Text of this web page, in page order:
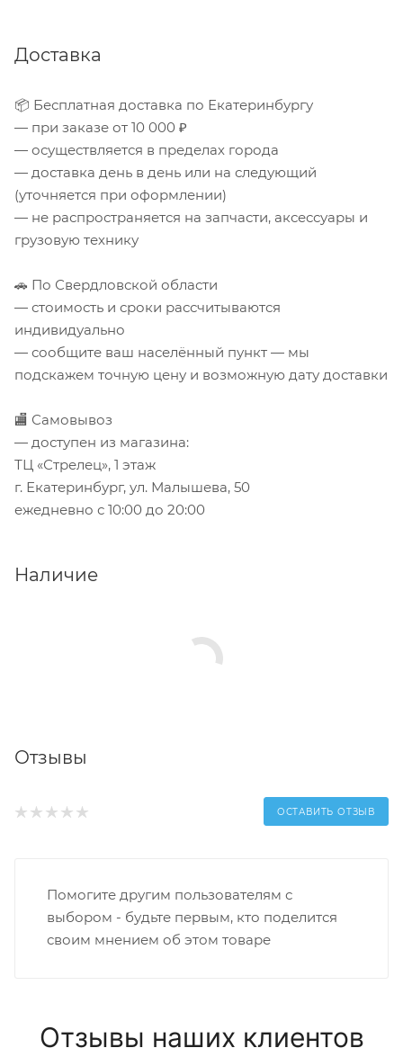
Доставка
📦 Бесплатная доставка по Екатеринбургу
— при заказе от 10 000 ₽
— осуществляется в пределах города
— доставка день в день или на следующий
(уточняется при оформлении)
— не распространяется на запчасти, аксессуары и
грузовую технику
🚗 По Свердловской области
— стоимость и сроки рассчитываются
индивидуально
— сообщите ваш населённый пункт — мы
подскажем точную цену и возможную дату доставки
🏬 Самовывоз
— доступен из магазина:
ТЦ «Стрелец», 1 этаж
г. Екатеринбург, ул. Малышева, 50
ежедневно с 10:00 до 20:00
Наличие
Отзывы
ОСТАВИТЬ ОТЗЫВ
Помогите другим пользователям с
выбором - будьте первым, кто поделится
своим мнением об этом товаре
Отзывы наших клиентов